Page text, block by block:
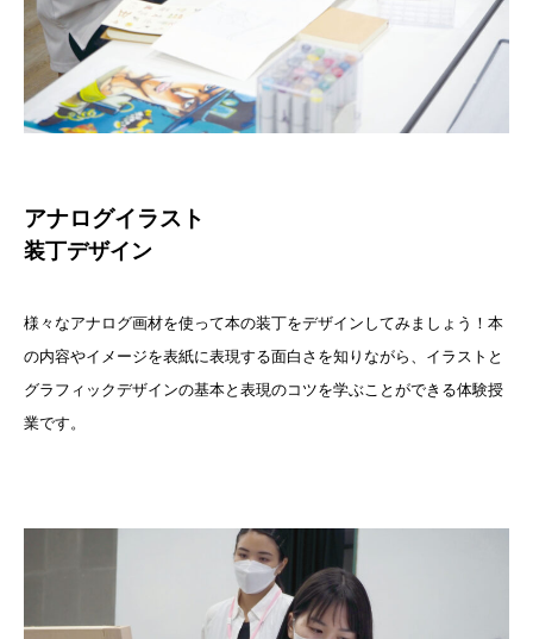
アナログイラスト
装丁デザイン
様々なアナログ画材を使って本の装丁をデザインしてみましょう！本
の内容やイメージを表紙に表現する面白さを知りながら、イラストと
グラフィックデザインの基本と表現のコツを学ぶことができる体験授
業です。